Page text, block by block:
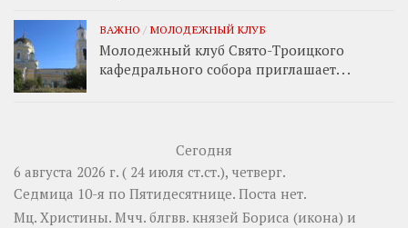
ВАЖНО / МОЛОДЕЖНЫЙ КЛУБ
Молодежный клуб Свято-Троицкого
кафедрального собора приглашает. . .
Сегодня
6 августа 2026 г. ( 24 июля ст.ст.), четверг.
Седмица 10-я по Пятидесятнице. Поста нет.
Мц. Христины. Мчч. блгвв. князей Бориса (икона) и